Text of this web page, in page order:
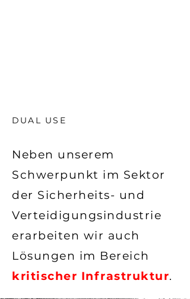
DUAL USE
Neben unserem
Schwerpunkt im Sektor
der Sicherheits- und
Verteidigungsindustrie
erarbeiten wir auch
Lösungen im Bereich
kritischer Infrastruktur.